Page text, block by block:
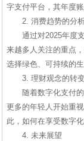
字支付平台，其年度
2. 消费趋势的分
通过对2025年度
来越多人关注的重点
选择绿色、可持续的
3. 理财观念的转
随着数字化支付
更多的年轻人开始重
此，如何在享受数字
4. 未来展望